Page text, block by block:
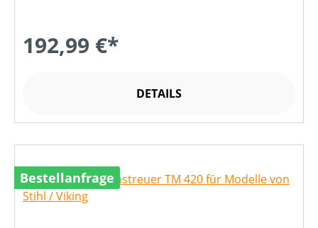
192,99 €*
DETAILS
Bestellanfrage